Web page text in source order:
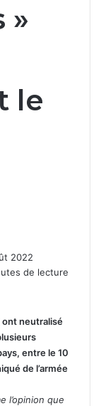
»
le
2022
de lecture
ont neutralisé
entre le 10
de l’armée
l’opinion que